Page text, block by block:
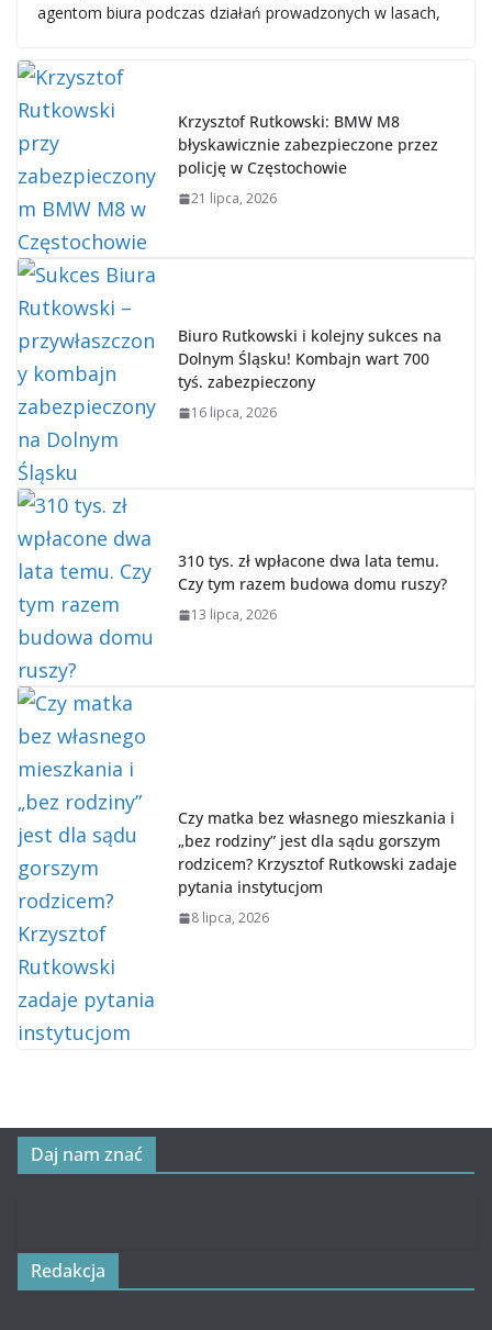
agentom biura podczas działań prowadzonych w lasach,
Krzysztof Rutkowski: BMW M8
błyskawicznie zabezpieczone przez
policję w Częstochowie
21 lipca, 2026
Biuro Rutkowski i kolejny sukces na
Dolnym Śląsku! Kombajn wart 700
tyś. zabezpieczony
16 lipca, 2026
310 tys. zł wpłacone dwa lata temu.
Czy tym razem budowa domu ruszy?
13 lipca, 2026
Czy matka bez własnego mieszkania i
„bez rodziny” jest dla sądu gorszym
rodzicem? Krzysztof Rutkowski zadaje
pytania instytucjom
8 lipca, 2026
Daj nam znać
Redakcja